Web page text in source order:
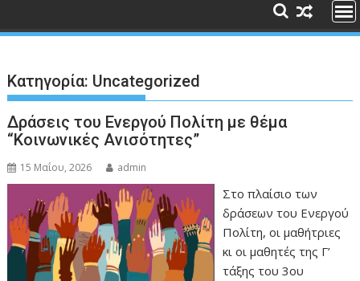
Κατηγορία: Uncategorized
Δράσεις του Ενεργού Πολίτη με θέμα
“Κοινωνικές Ανισότητες”
15 Μαΐου, 2026 admin
Στο πλαίσιο των
δράσεων του Ενεργού
Πολίτη, οι μαθήτριες
κι οι μαθητές της Γ’
τάξης του 3ου